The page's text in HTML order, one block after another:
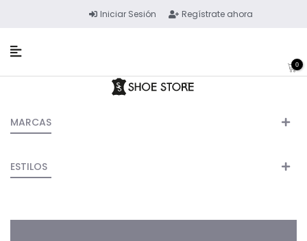
Iniciar Sesión Regístrate ahora
0
MARCAS
ESTILOS